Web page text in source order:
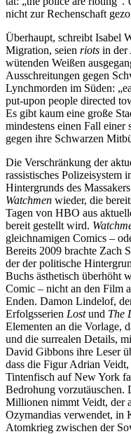
nicht zur Rechenschaft
Überhaupt, schreibt Isabel
Migration, seien riots in der
wütenden Weißen
Ausschreitungen gegen
Lynchmorden im Süden:
put-upon people directed
Es gibt kaum eine große
mindestens einen Fall einer
gegen ihre Schwarzen
Die Verschränkung der
rassistisches Polizeisystem
Hintergrunds des
Watchmen wieder, die
Tagen von HBO aus
bereit gestellt wird.
gleichnamigen Comics –
Bereits 2009 brachte Zach
der der politische
Buchs ästhetisch überhöht
Comic – nicht an den Film
Enden. Damon Lindelof,
Erfolgsserien Lostund The
Elementen an die Vorlage,
und die surrealen Details,
David Gibbons ihre Leser
dass die Figur Adrian
Tintenfisch auf New York
Bedrohung vorzutäuschen.
Millionen nimmt Veidt, der
Ozymandias verwendet, in
Atomkrieg zwischen der